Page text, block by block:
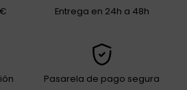
Entrega en 24h a 48h
Pasarela de pago segura